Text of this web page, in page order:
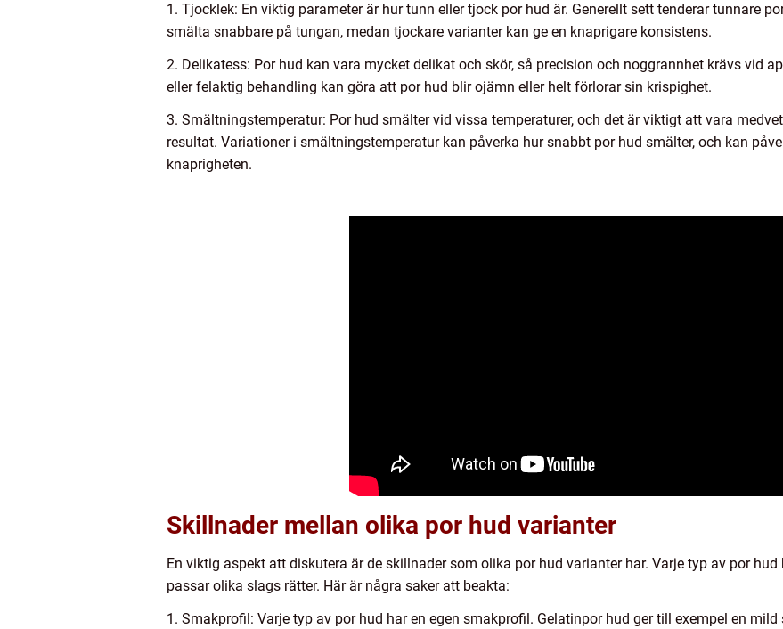
1. Tjocklek: En viktig parameter är hur tunn eller tjock por hud är. Generellt sett tenderar tunnare
smälta snabbare på tungan, medan tjockare varianter kan ge en knaprigare konsistens.
2. Delikatess: Por hud kan vara mycket delikat och skör, så precision och noggrannhet krävs vid
eller felaktig behandling kan göra att por hud blir ojämn eller helt förlorar sin krispighet.
3. Smältningstemperatur: Por hud smälter vid vissa temperaturer, och det är viktigt att vara
resultat. Variationer i smältningstemperatur kan påverka hur snabbt por hud smälter, och kan
knaprigheten.
Skillnader mellan olika por hud varianter
En viktig aspekt att diskutera är de skillnader som olika por hud varianter har. Varje typ av por
passar olika slags rätter. Här är några saker att beakta:
1. Smakprofil: Varje typ av por hud har en egen smakprofil. Gelatinpor hud ger till exempel en